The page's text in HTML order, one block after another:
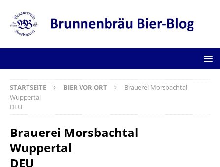
STARTSEITE BIER VOR ORT
Brauerei Morsbachtal
Wuppertal
DEU
Brauerei Morsbachtal
Wuppertal
DEU